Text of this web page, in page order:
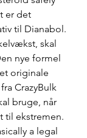
er det
til Dianabol.
skal
nye formel
originale
CrazyBulk
bruge, når
til ekstremen.
a legal